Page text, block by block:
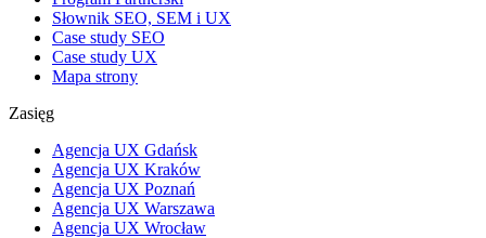
Słownik SEO, SEM i UX
Case study SEO
Case study UX
Mapa strony
Zasięg
Agencja UX Gdańsk
Agencja UX Kraków
Agencja UX Poznań
Agencja UX Warszawa
Agencja UX Wrocław